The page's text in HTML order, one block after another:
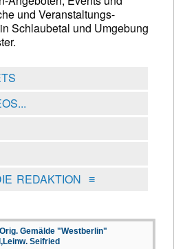
und Veranstaltungs-
Schlaubetal und Umgebung
REDAKTION ≡
Gemälde "Westberlin"
Seifried